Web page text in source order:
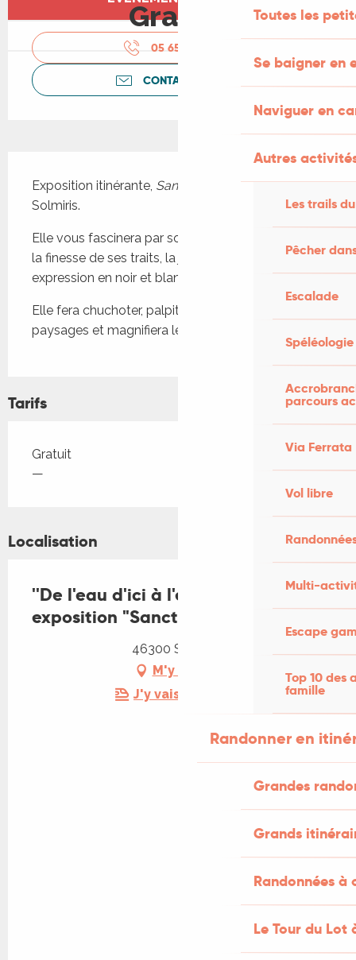
Toutes les
Se baigner en
Naviguer en
Autres
Les trails
Pêcher
Escalade
Spéléologie
parcours
Via Ferrata
Vol libre
Multi-
Escape
Top 10 des
famille
Randonner en
Grandes
Grands
Randonnées
Le Tour du Lot
Gratuit
05 65 41 30
CONTACTEZ-NOUS
Exposition itinérante, Sanctuaire
conçue par
Solmiris.
Elle vous fascinera par son talent de dessinatrice,
la finesse de ses traits, la justesse de son
expression en noir et blanc...
Elle fera chuchoter, palpiter l’eau au coeur de
paysages et magnifiera leur petit peuple vivant ...!
Tarifs
Tarifs 2026
Gratuit
—
Localisation
''De l'eau d'ici à l'eau de là'' :
exposition "Sanctuaire"
46300 Soucirac
M'y rendre
J'y vais en train !